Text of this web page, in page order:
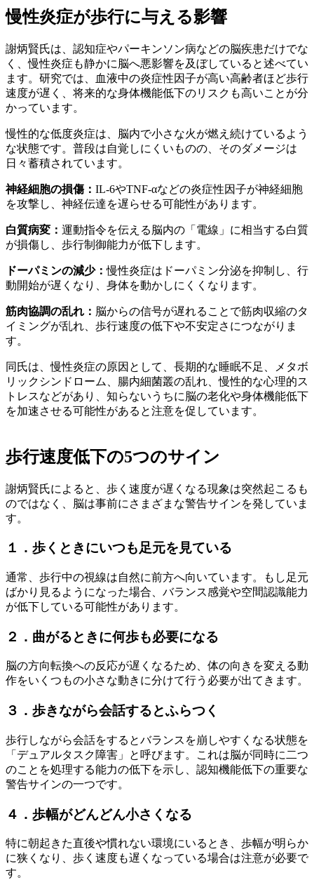
慢性炎症が歩行に与える影響
謝炳賢氏は、認知症やパーキンソン病などの脳疾患だけでな
く、慢性炎症も静かに脳へ悪影響を及ぼしていると述べてい
ます。研究では、血液中の炎症性因子が高い高齢者ほど歩行
速度が遅く、将来的な身体機能低下のリスクも高いことが分
かっています。
慢性的な低度炎症は、脳内で小さな火が燃え続けているよう
な状態です。普段は自覚しにくいものの、そのダメージは
日々蓄積されています。
神経細胞の損傷： IL-6やTNF-αなどの炎症性因子が神経細胞
を攻撃し、神経伝達を遅らせる可能性があります。
白質病変： 運動指令を伝える脳内の「電線」に相当する白質
が損傷し、歩行制御能力が低下します。
ドーパミンの減少：慢性炎症はドーパミン分泌を抑制し、行
動開始が遅くなり、身体を動かしにくくなります。
筋肉協調の乱れ： 脳からの信号が遅れることで筋肉収縮のタ
イミングが乱れ、歩行速度の低下や不安定さにつながりま
す。
同氏は、慢性炎症の原因として、長期的な睡眠不足、メタボ
リックシンドローム、腸内細菌叢の乱れ、慢性的な心理的ス
トレスなどがあり、知らないうちに脳の老化や身体機能低下
を加速させる可能性があると注意を促しています。
歩行速度低下の5つのサイン
謝炳賢氏によると、歩く速度が遅くなる現象は突然起こるも
のではなく、脳は事前にさまざまな警告サインを発していま
す。
１．歩くときにいつも足元を見ている
通常、歩行中の視線は自然に前方へ向いています。もし足元
ばかり見るようになった場合、バランス感覚や空間認識能力
が低下している可能性があります。
２．曲がるときに何歩も必要になる
脳の方向転換への反応が遅くなるため、体の向きを変える動
作をいくつもの小さな動きに分けて行う必要が出てきます。
３．歩きながら会話するとふらつく
歩行しながら会話をするとバランスを崩しやすくなる状態を
「デュアルタスク障害」と呼びます。これは脳が同時に二つ
のことを処理する能力の低下を示し、認知機能低下の重要な
警告サインの一つです。
４．歩幅がどんどん小さくなる
特に朝起きた直後や慣れない環境にいるとき、歩幅が明らか
に狭くなり、歩く速度も遅くなっている場合は注意が必要で
す。